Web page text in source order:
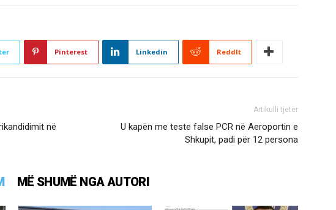
Pinterest Linkedin ReddIt
në
Artikulli tjetër
U kapën me teste false PCR në Aeroportin e
Shkupit, padi për 12 persona
MË SHUMË NGA AUTORI